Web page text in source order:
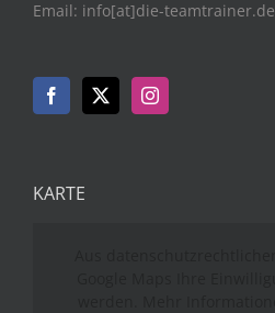
Email: info[at]die-teamtrainer.de
KARTE